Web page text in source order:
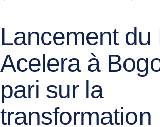
Lancement du
Acelera à
pari sur la
transformation